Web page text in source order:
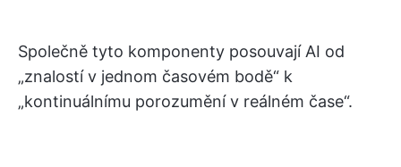
Společně tyto komponenty posouvají AI od
„znalostí v jednom časovém bodě“ k
„kontinuálnímu porozumění v reálném čase“.